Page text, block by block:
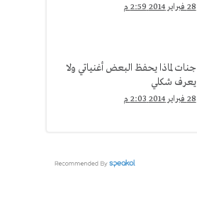
28 فبراير 2014 2:59 م
جنات لماذا يحفظ البعض أغنياتي ولا
يعرف شكلي
28 فبراير 2014 2:03 م